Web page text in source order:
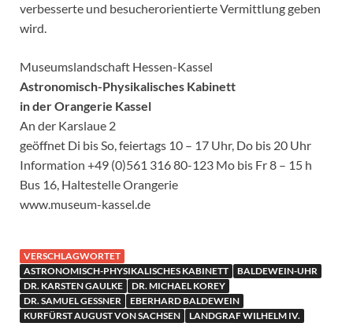
verbesserte und besucherorientierte Vermittlung geben
wird.
Museumslandschaft Hessen-Kassel
Astronomisch-Physikalisches Kabinett
in der Orangerie Kassel
An der Karslaue 2
geöffnet Di bis So, feiertags 10 – 17 Uhr, Do bis 20 Uhr
Information +49 (0)561 316 80-123 Mo bis Fr 8 – 15 h
Bus 16, Haltestelle Orangerie
www.museum-kassel.de
VERSCHLAGWORTET
ASTRONOMISCH-PHYSIKALISCHES KABINETT
BALDEWEIN-UHR
DR. KARSTEN GAULKE
DR. MICHAEL KOREY
DR. SAMUEL GESSNER
EBERHARD BALDEWEIN
KURFÜRST AUGUST VON SACHSEN
LANDGRAF WILHELM IV.